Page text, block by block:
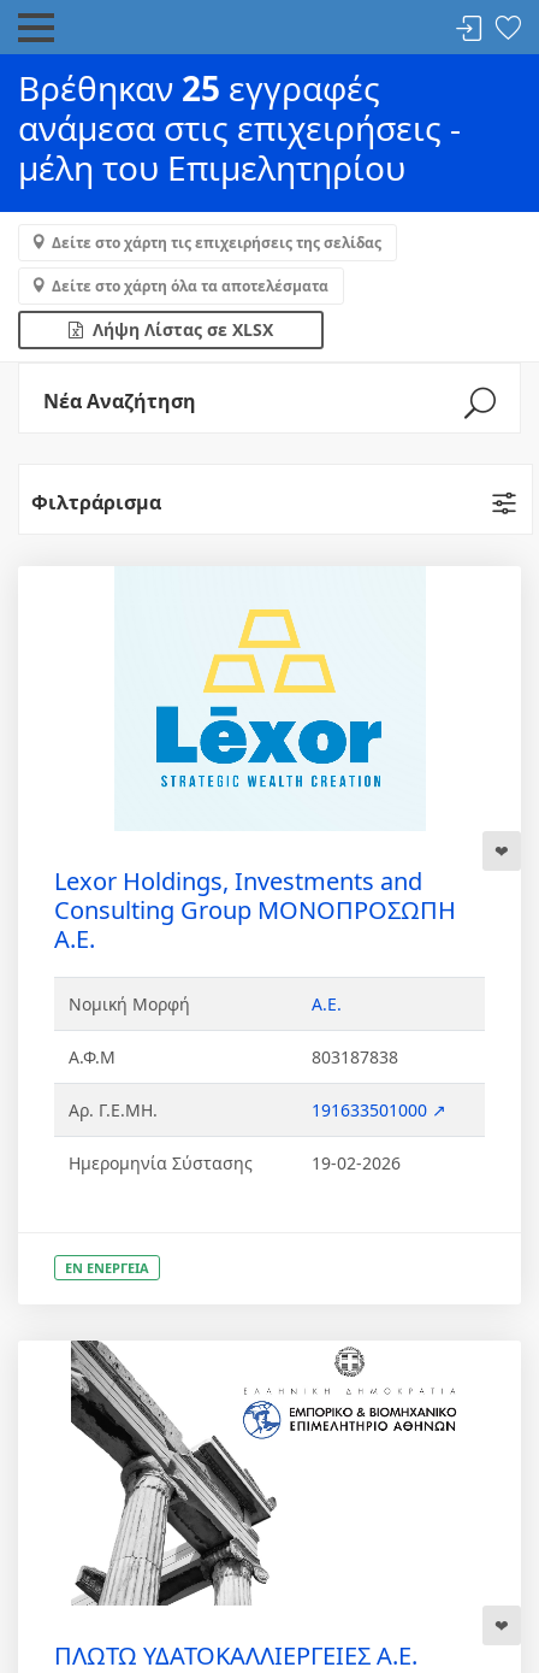
Βρέθηκαν 25 εγγραφές
ανάμεσα στις επιχειρήσεις -
μέλη του Επιμελητηρίου
Δείτε στο χάρτη τις επιχειρήσεις της σελίδας
Δείτε στο χάρτη όλα τα αποτελέσματα
Λήψη Λίστας σε XLSX
Νέα Αναζήτηση
Φιλτράρισμα
Lexor Holdings, Investments and
Consulting Group ΜΟΝΟΠΡΟΣΩΠΗ
Α.Ε.
Νομική Μορφή Α.Ε.
Α.Φ.Μ 803187838
Αρ. Γ.Ε.ΜΗ. 191633501000 ↗
Ημερομηνία Σύστασης 19-02-2026
ΕΝ ΕΝΕΡΓΕΙΑ
ΠΛΩΤΩ ΥΔΑΤΟΚΑΛΛΙΕΡΓΕΙΕΣ Α.Ε.